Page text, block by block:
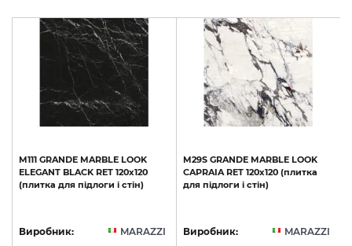
M111 GRANDE MARBLE LOOK
ELEGANT BLACK RET 120х120
(плитка для підлоги і стін)
Виробник:
MARAZZI
M29S GRANDE MARBLE LOOK
CAPRAIA RET 120х120 (плитка
для підлоги і стін)
Виробник:
MARAZZI